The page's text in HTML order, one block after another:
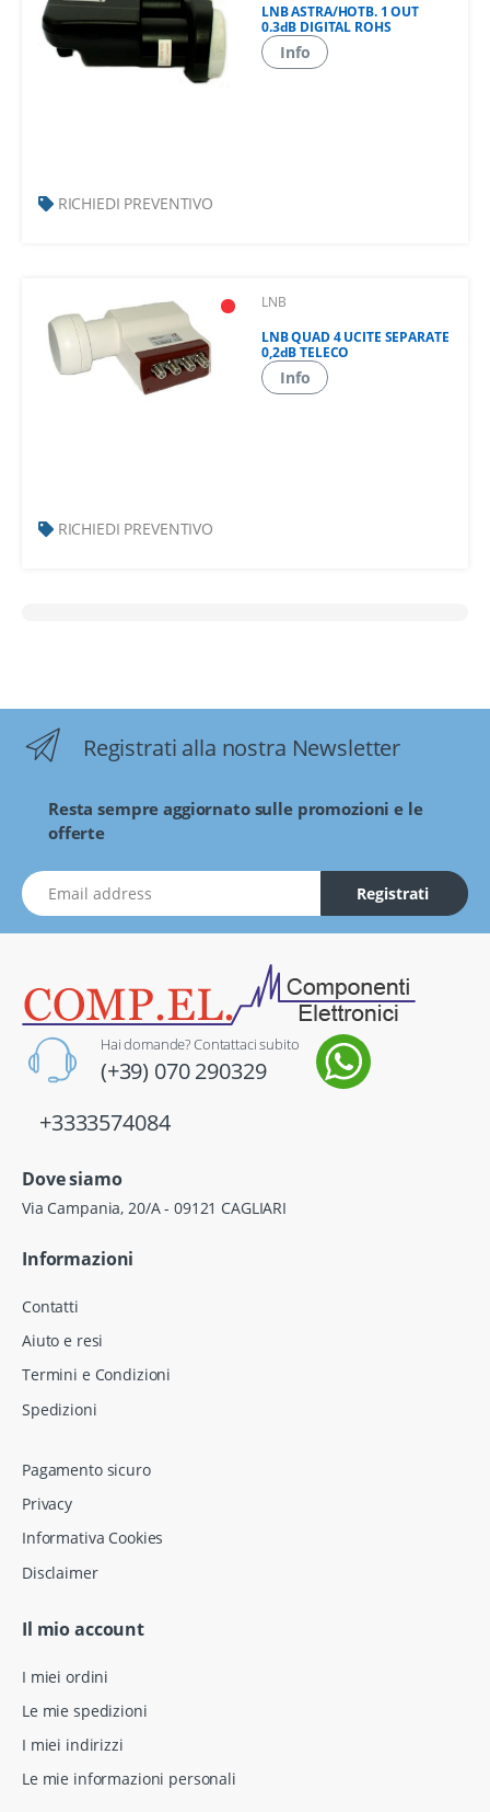
LNB ASTRA/HOTB. 1 OUT
0.3dB DIGITAL ROHS
Info
RICHIEDI PREVENTIVO
LNB
LNB QUAD 4 UCITE SEPARATE
0,2dB TELECO
Info
RICHIEDI PREVENTIVO
Registrati alla nostra Newsletter
Resta sempre aggiornato sulle promozioni e le
offerte
indirizzo Email Registrati
Hai domande? Contattaci subito
(+39) 070 290329
+3333574084
Dove siamo
Via Campania, 20/A - 09121 CAGLIARI
Informazioni
Contatti
Aiuto e resi
Termini e Condizioni
Spedizioni
Pagamento sicuro
Privacy
Informativa Cookies
Disclaimer
Il mio account
I miei ordini
Le mie spedizioni
I miei indirizzi
Le mie informazioni personali